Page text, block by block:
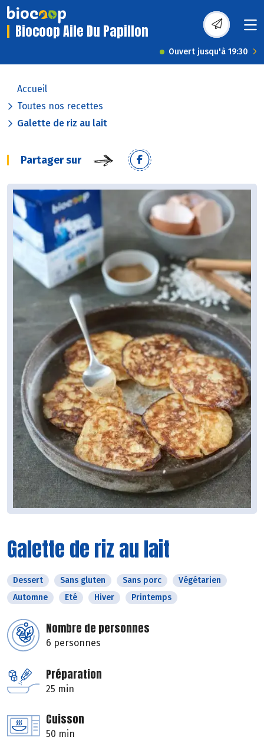
Biocoop Aile Du Papillon
Ouvert jusqu'à 19:30
Accueil
Toutes nos recettes
Galette de riz au lait
Partager sur
Galette de riz au lait
Dessert Sans gluten Sans porc
Végétarien
Automne
Eté Hiver Printemps
Nombre de personnes
6 personnes
Préparation
25 min
Cuisson
50 min